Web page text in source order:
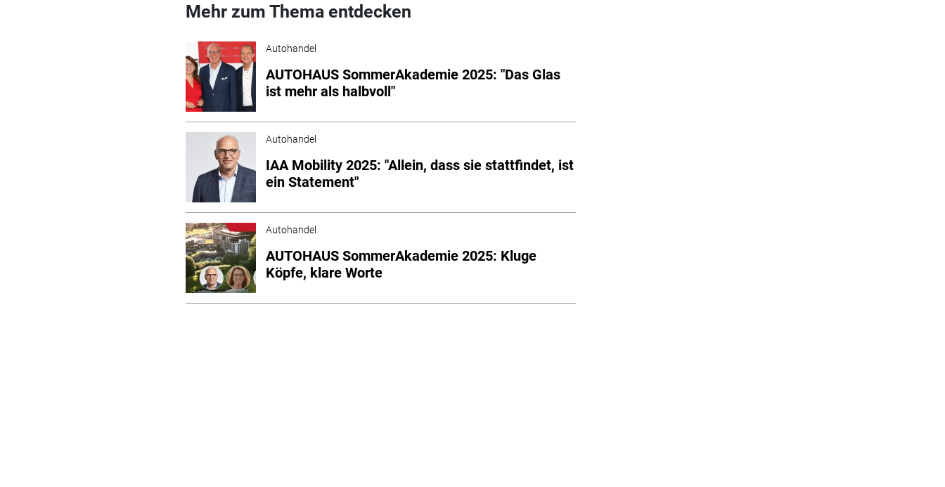
Mehr zum Thema entdecken
Autohandel
AUTOHAUS SommerAkademie 2025: "Das Glas
ist mehr als halbvoll"
Autohandel
IAA Mobility 2025: "Allein, dass sie stattfindet, ist
ein Statement"
Autohandel
AUTOHAUS SommerAkademie 2025: Kluge
Köpfe, klare Worte